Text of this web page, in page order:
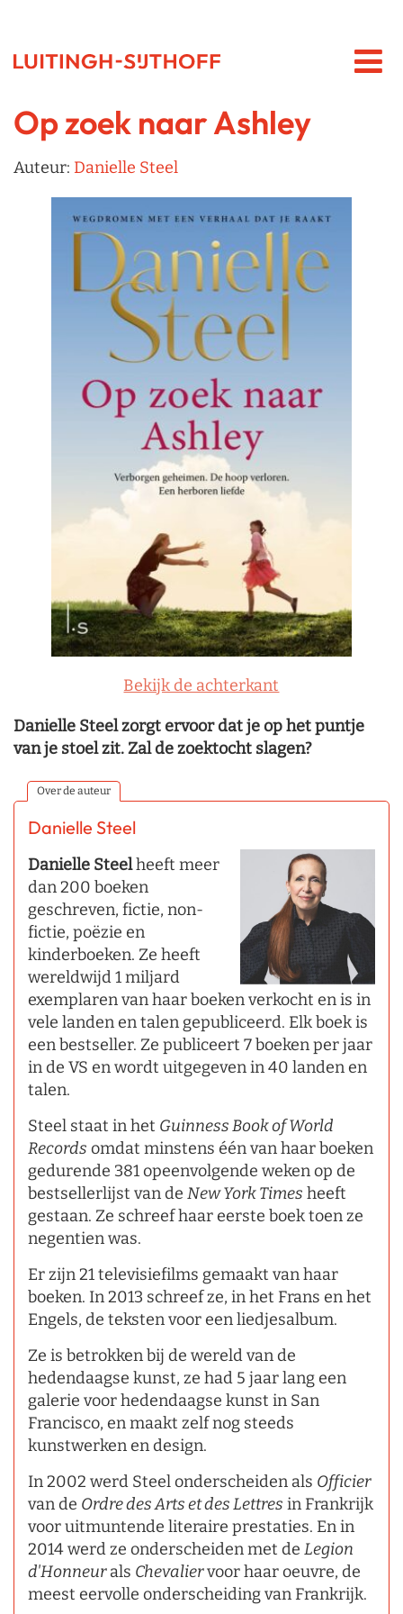
Op zoek naar Ashley
Auteur: Danielle Steel
Bekijk de achterkant
Danielle Steel zorgt ervoor dat je op het puntje
van je stoel zit. Zal de zoektocht slagen?
Over de auteur
Danielle Steel
Danielle Steelheeft meer
dan 200 boeken
geschreven, fictie, non-
fictie, poëzie en
kinderboeken. Ze heeft
wereldwijd 1 miljard
exemplaren van haar boeken verkocht en is in
vele landen en talen gepubliceerd. Elk boek is
een bestseller. Ze publiceert 7 boeken per jaar
in de VS en wordt uitgegeven in 40 landen en
talen.
Steel staat in het Guinness Book of World
Records omdat minstens één van haar boeken
gedurende 381 opeenvolgende weken op de
bestsellerlijst van de New York Times heeft
gestaan. Ze schreef haar eerste boek toen ze
negentien was.
Er zijn 21 televisiefilms gemaakt van haar
boeken. In 2013 schreef ze, in het Frans en het
Engels, de teksten voor een liedjesalbum.
Ze is betrokken bij de wereld van de
hedendaagse kunst, ze had 5 jaar lang een
galerie voor hedendaagse kunst in San
Francisco, en maakt zelf nog steeds
kunstwerken en design.
In 2002 werd Steel onderscheiden als Officier
van de Ordre des Arts et des Lettres in Frankrijk
voor uitmuntende literaire prestaties. En in
2014 werd ze onderscheiden met de Legion
d'Honneurals Chevaliervoor haar oeuvre, de
meest eervolle onderscheiding van Frankrijk.